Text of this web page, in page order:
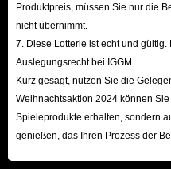
Fokus jedoch auf ein höheres
Authentizität und einem explosiven
Spiele coachen, anpassen, weitere
Spielanordnung hinzufügen und
statt auf die Feinabstimmung
hinaus hat der Quarterback mehr
Produktpreis, müssen Sie nur die
nicht übernimmt.
7. Diese Lotterie ist echt und
Auslegungsrecht bei IGGM.
Kurz gesagt, nutzen Sie die
Weihnachtsaktion 2024 können
Spieleprodukte erhalten, sondern
genießen, das Ihren Prozess der